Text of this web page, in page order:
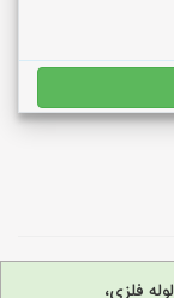
فلزی،